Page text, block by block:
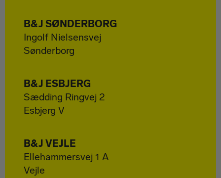
B&J SØNDERBORG
Ingolf Nielsensvej
Sønderborg
B&J ESBJERG
Sædding Ringvej 2
Esbjerg V
B&J VEJLE
Ellehammersvej 1 A
Vejle